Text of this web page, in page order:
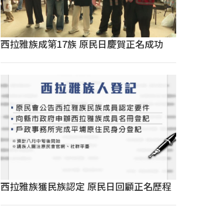
西拉雅族成第17族 原民日慶賀正名成功
西拉雅族獲民族認定 原民日回顧正名歷程